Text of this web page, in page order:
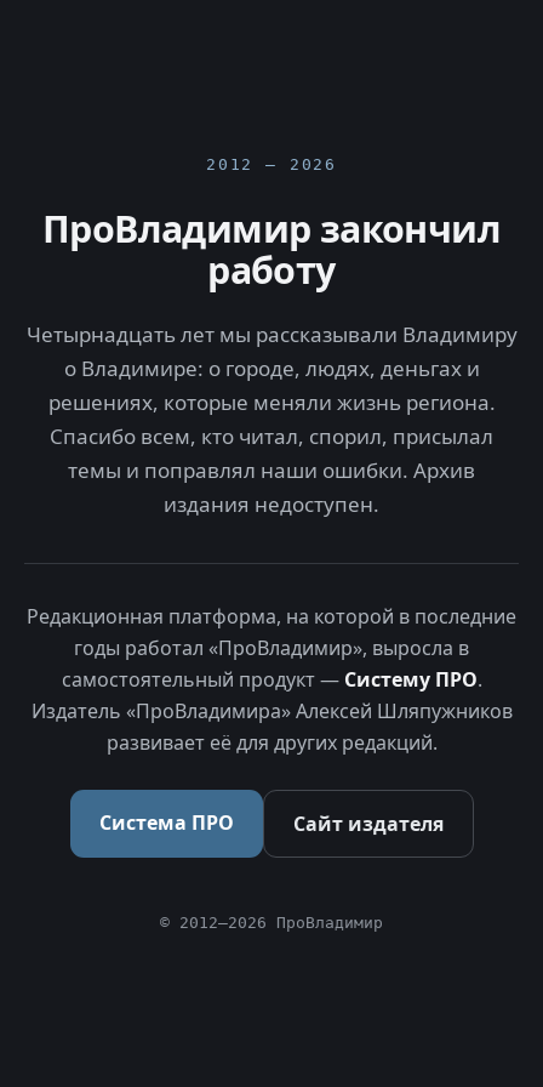
2012 — 2026
ПроВладимир закончил
работу
Четырнадцать лет мы рассказывали Владимиру
о Владимире: о городе, людях, деньгах и
решениях, которые меняли жизнь региона.
Спасибо всем, кто читал, спорил, присылал
темы и поправлял наши ошибки. Архив
издания недоступен.
Редакционная платформа, на которой в последние
годы работал «ПроВладимир», выросла в
самостоятельный продукт — Систему ПРО.
Издатель «ПроВладимира» Алексей Шляпужников
развивает её для других редакций.
Система ПРО Сайт издателя
© 2012–2026 ПроВладимир